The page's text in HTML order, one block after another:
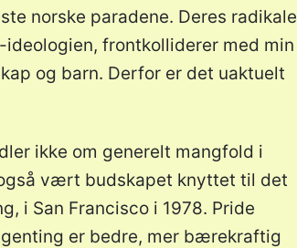
norske paradene. Deres radikale
frontkolliderer med min
og barn. Derfor er det uaktuelt
ikke om generelt mangfold i
vært budskapet knyttet til det
i San Francisco i 1978. Pride
er bedre, mer bærekraftig